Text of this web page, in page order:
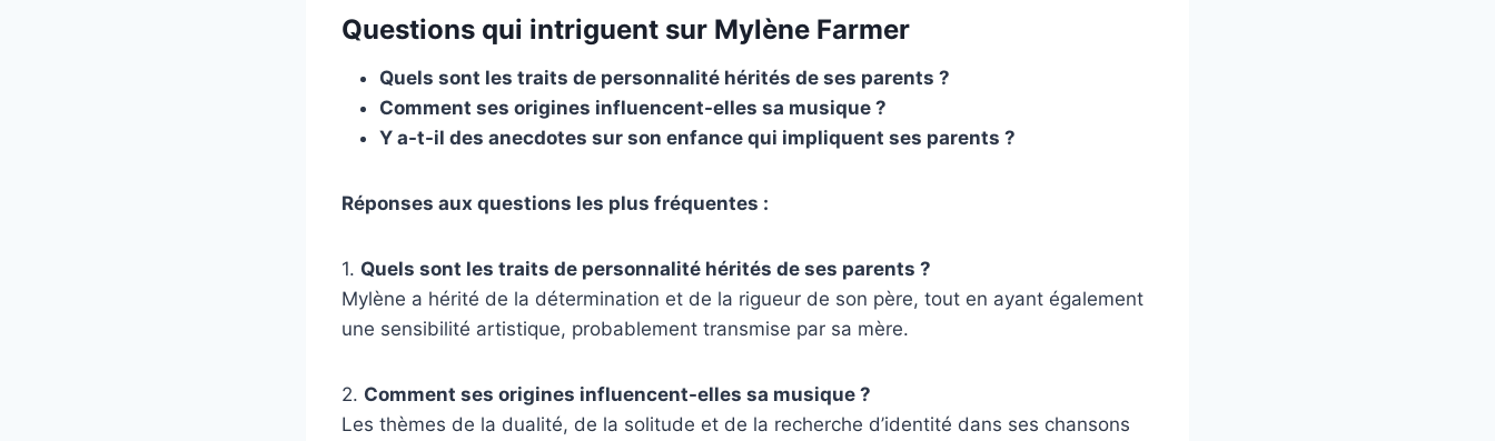
Questions qui intriguent sur Mylène Farmer
Quels sont les traits de personnalité hérités de ses parents ?
Comment ses origines influencent-elles sa musique ?
Y a-t-il des anecdotes sur son enfance qui impliquent ses parents ?
Réponses aux questions les plus fréquentes :
1. Quels sont les traits de personnalité hérités de ses parents ?
Mylène a hérité de la détermination et de la rigueur de son père, tout en ayant également
une sensibilité artistique, probablement transmise par sa mère.
2. Comment ses origines influencent-elles sa musique ?
Les thèmes de la dualité, de la solitude et de la recherche d’identité dans ses chansons